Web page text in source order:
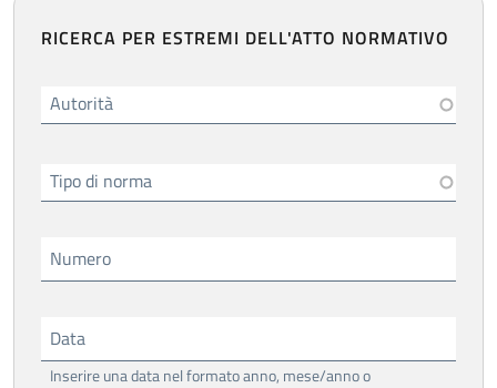
RICERCA PER ESTREMI DELL'ATTO NORMATIVO
Autorità
Tipo di norma
Numero
Data
Inserire una data nel formato anno, mese/anno o